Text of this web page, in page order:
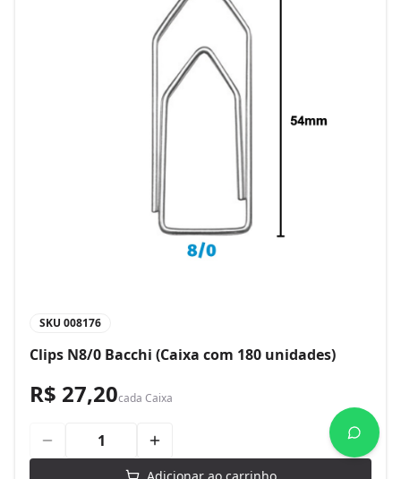
SKU 008176
Clips N8/0 Bacchi (Caixa com 180 unidades)
R$ 27,20cada Caixa